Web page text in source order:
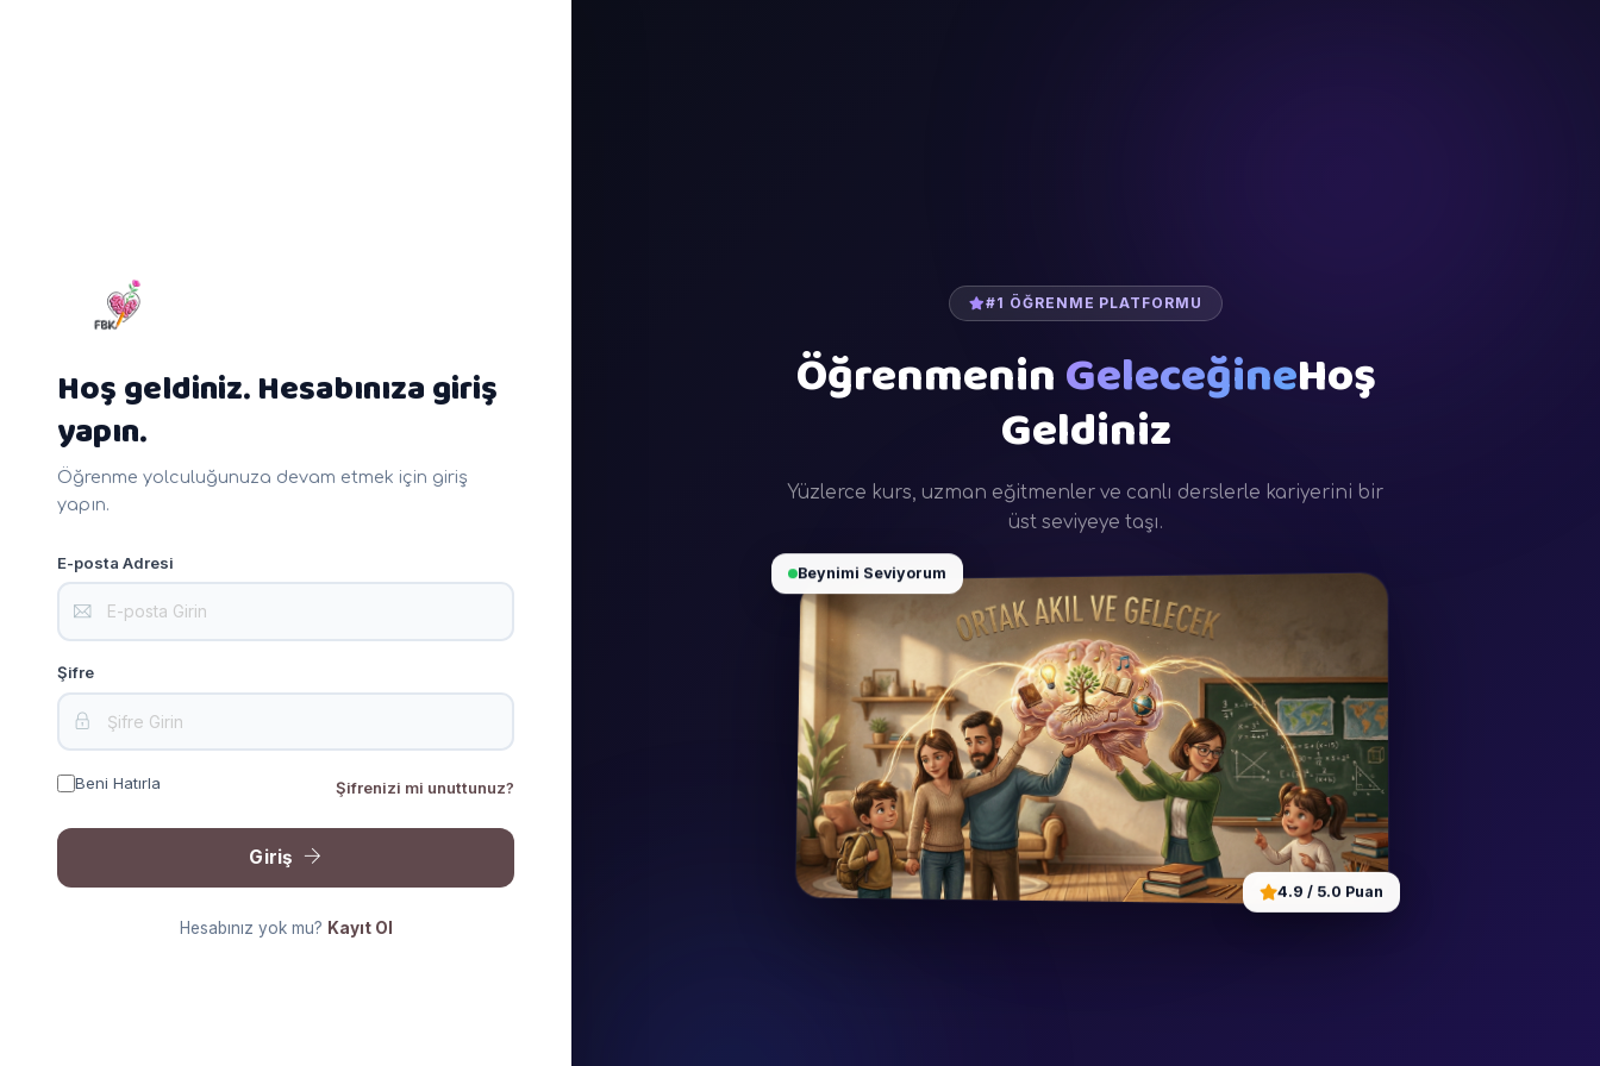
Hoş geldiniz. Hesabınıza giriş
yapın.
Öğrenme yolculuğunuza devam etmek için giriş
yapın.
E-posta Adresi
Şifre
Beni Hatırla Şifrenizi mi unuttunuz?
Giriş
Hesabınız yok mu? Kayıt Ol
#1 ÖĞRENME PLATFORMU
ÖğrenmeninGeleceğineHoş
Geldiniz
Yüzlerce kurs, uzman eğitmenler ve canlı derslerle kariyerini bir
üst seviyeye taşı.
Beynimi Seviyorum
4.9 / 5.0 Puan